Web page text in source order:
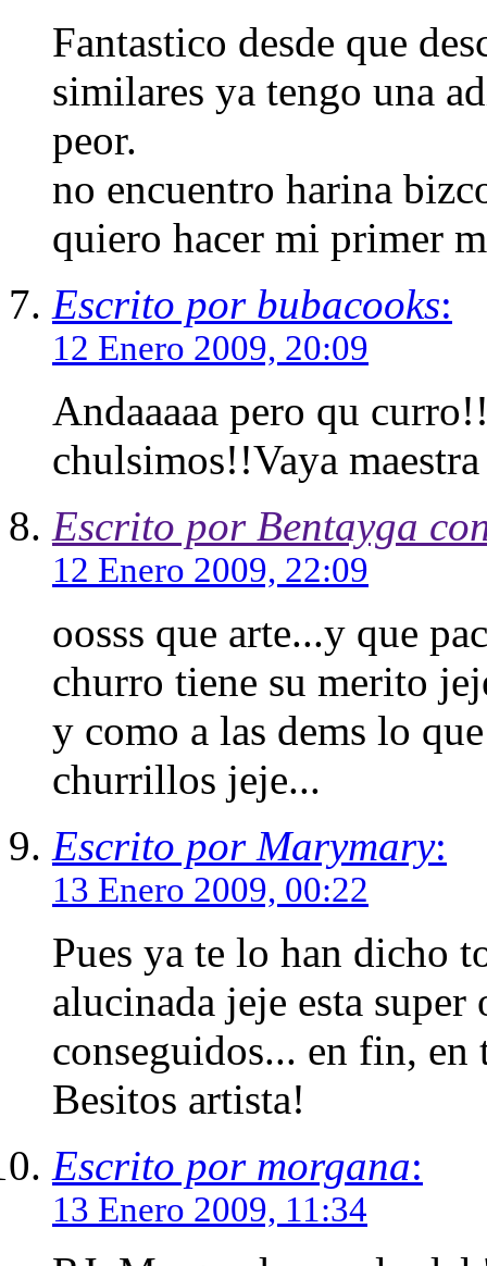
Fantastico desde que
similares ya tengo una
peor.
no encuentro harina
quiero hacer mi primer
Escrito por bubacooks:
12 Enero 2009, 20:09
Andaaaaa pero qu
chulsimos!!Vaya
Escrito por Bentayga
12 Enero 2009, 22:09
oosss que arte...y que
churro tiene su merito
y como a las dems lo
churrillos jeje...
Escrito por Marymary:
13 Enero 2009, 00:22
Pues ya te lo han dicho
alucinada jeje esta
conseguidos... en fin, en
Besitos artista!
Escrito por morgana:
13 Enero 2009, 11:34